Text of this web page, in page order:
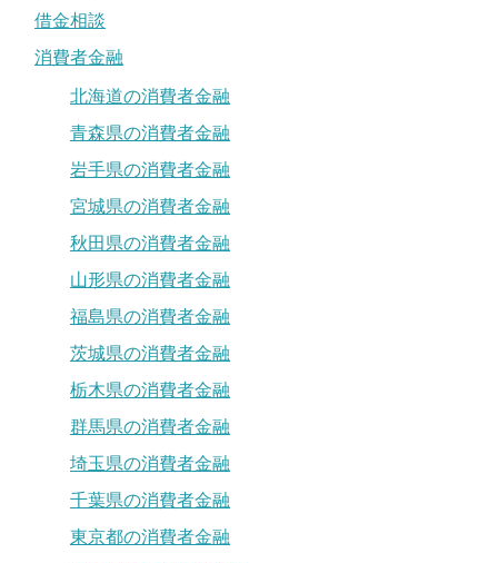
借金相談
消費者金融
北海道の消費者金融
青森県の消費者金融
岩手県の消費者金融
宮城県の消費者金融
秋田県の消費者金融
山形県の消費者金融
福島県の消費者金融
茨城県の消費者金融
栃木県の消費者金融
群馬県の消費者金融
埼玉県の消費者金融
千葉県の消費者金融
東京都の消費者金融